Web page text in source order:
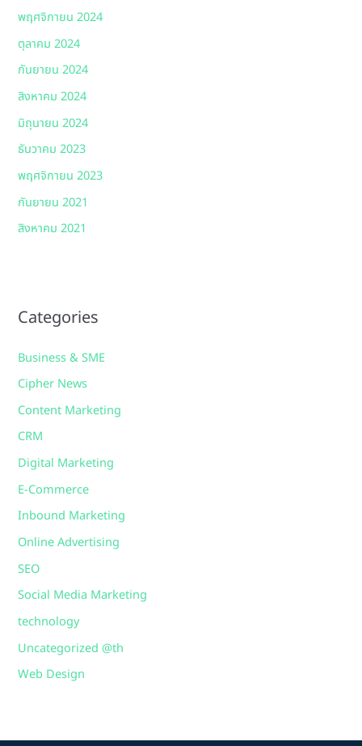
พฤศจิกายน 2024
ตุลาคม 2024
กันยายน 2024
สิงหาคม 2024
มิถุนายน 2024
ธันวาคม 2023
พฤศจิกายน 2023
กันยายน 2021
สิงหาคม 2021
Categories
Business & SME
Cipher News
Content Marketing
CRM
Digital Marketing
E-Commerce
Inbound Marketing
Online Advertising
SEO
Social Media Marketing
technology
Uncategorized @th
Web Design